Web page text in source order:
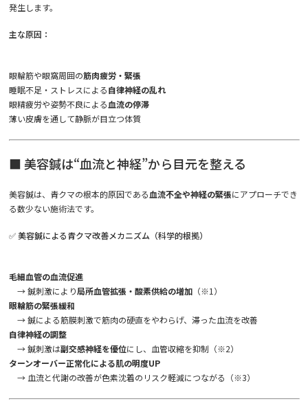
発生します。
主な原因：
眼輪筋や眼窩周囲の筋肉疲労・緊張
睡眠不足・ストレスによる自律神経の乱れ
眼精疲労や姿勢不良による血流の停滞
薄い皮膚を通して静脈が目立つ体質
■ 美容鍼は“血流と神経”から目元を整える
美容鍼は、青クマの根本的原因である血流不全や神経の緊張にアプローチでき
る数少ない施術法です。
✅ 美容鍼による青クマ改善メカニズム（科学的根拠）
毛細血管の血流促進
→ 鍼刺激により局所血管拡張・酸素供給の増加（※1）
眼輪筋の緊張緩和
→ 鍼による筋膜刺激で筋肉の硬直をやわらげ、滞った血流を改善
自律神経の調整
→ 鍼刺激は副交感神経を優位にし、血管収縮を抑制（※2）
ターンオーバー正常化による肌の明度UP
→ 血流と代謝の改善が色素沈着のリスク軽減につながる（※3）